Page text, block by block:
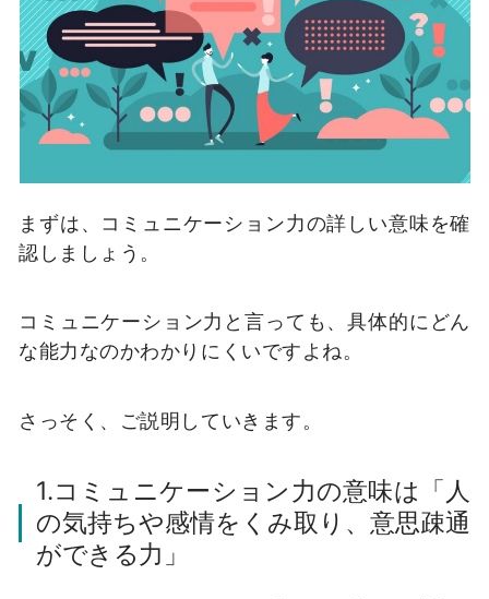
まずは、コミュニケーション力の詳しい意味を確
認しましょう。
コミュニケーション力と言っても、具体的にどん
な能力なのかわかりにくいですよね。
さっそく、ご説明していきます。
1.コミュニケーション力の意味は「人
の気持ちや感情をくみ取り、意思疎通
ができる力」